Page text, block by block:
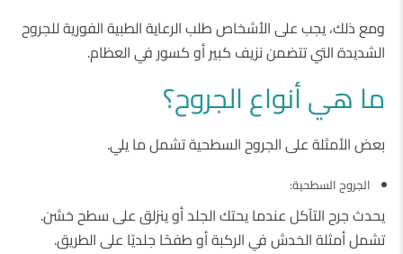
ومع ذلك، يجب على الأشخاص طلب الرعاية الطبية الفورية للجروح
الشديدة التي تتضمن نزيف كبير أو كسور في العظام.
ما هي أنواع الجروح؟
بعض الأمثلة على الجروح السطحية تشمل ما يلي.
الجروح السطحية:
يحدث جرح التآكل عندما يحتك الجلد أو ينزلق على سطح خشن.
تشمل أمثلة الخدش في الركبة أو طفحًا جلديًا على الطريق.